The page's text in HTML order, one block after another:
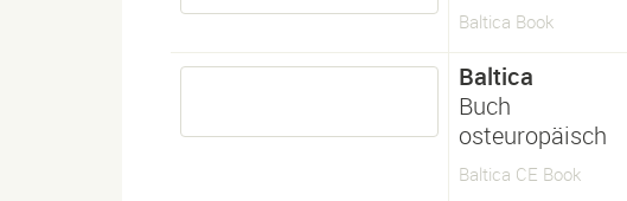
Baltica Book
Baltica
Buch
osteuropäisch
Baltica CE Book